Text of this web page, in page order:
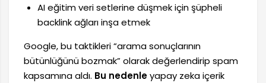
AI eğitim veri setlerine düşmek için şüpheli
backlink ağları inşa etmek
Google, bu taktikleri “arama sonuçlarının
bütünlüğünü bozmak” olarak değerlendirip spam
kapsamına aldı. Bu nedenleyapay zeka içerik